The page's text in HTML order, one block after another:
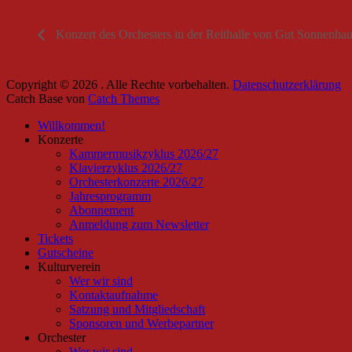
Konzert des Orchesters in der Reithalle von Gut
Copyright © 2026 . Alle Rechte vorbehalten. Datenschutzerklärung
Catch Base von Catch Themes
oben
scrollen
Willkommen!
Konzerte
Kammermusikzyklus 2026/27
Klavierzyklus 2026/27
Orchesterkonzerte 2026/27
Jahresprogramm
Abonnement
Anmeldung zum Newsletter
Tickets
Gutscheine
Kulturverein
Wer wir sind
Kontaktaufnahme
Satzung und Mitgliedschaft
Sponsoren und Werbepartner
Orchester